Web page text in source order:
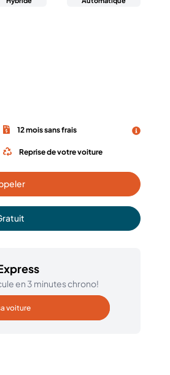
12 mois sans frais
Reprise de votre voiture
en 3 minutes chrono!
voiture